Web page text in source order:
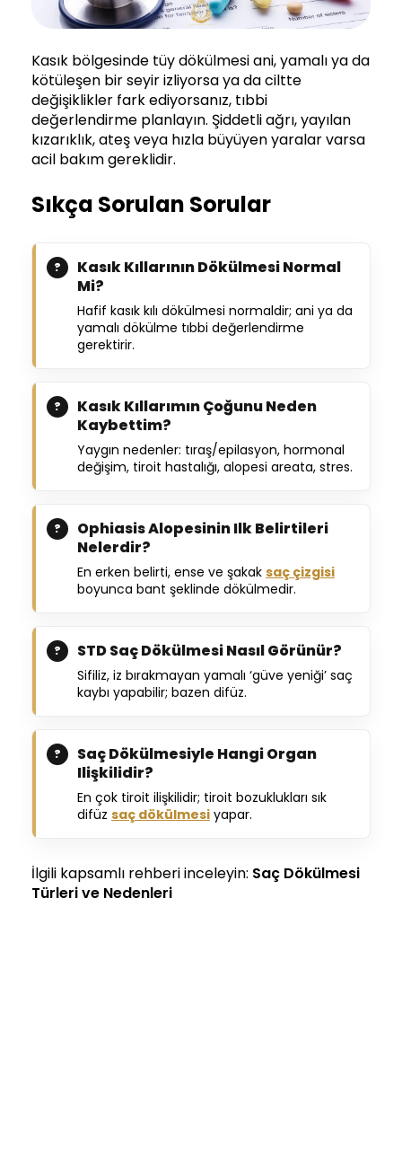
Kasık bölgesinde tüy dökülmesi ani, yamalı ya da
kötüleşen bir seyir izliyorsa ya da ciltte
değişiklikler fark ediyorsanız, tıbbi
değerlendirme planlayın. Şiddetli ağrı, yayılan
kızarıklık, ateş veya hızla büyüyen yaralar varsa
acil bakım gereklidir.
Sıkça Sorulan Sorular
Kasık Kıllarının Dökülmesi Normal
Mi?
Hafif kasık kılı dökülmesi normaldir; ani ya da
yamalı dökülme tıbbi değerlendirme
gerektirir.
Kasık Kıllarımın Çoğunu Neden
Kaybettim?
Yaygın nedenler: tıraş/epilasyon, hormonal
değişim, tiroit hastalığı, alopesi areata, stres.
Ophiasis Alopesinin Ilk Belirtileri
Nelerdir?
En erken belirti, ense ve şakak saç çizgisi
boyunca bant şeklinde dökülmedir.
STD Saç Dökülmesi Nasıl Görünür?
Sifiliz, iz bırakmayan yamalı ‘güve yeniği’ saç
kaybı yapabilir; bazen difüz.
Saç Dökülmesiyle Hangi Organ
Ilişkilidir?
En çok tiroit ilişkilidir; tiroit bozuklukları sık
difüz saç dökülmesi yapar.
İlgili kapsamlı rehberi inceleyin: Saç Dökülmesi
Türleri ve Nedenleri